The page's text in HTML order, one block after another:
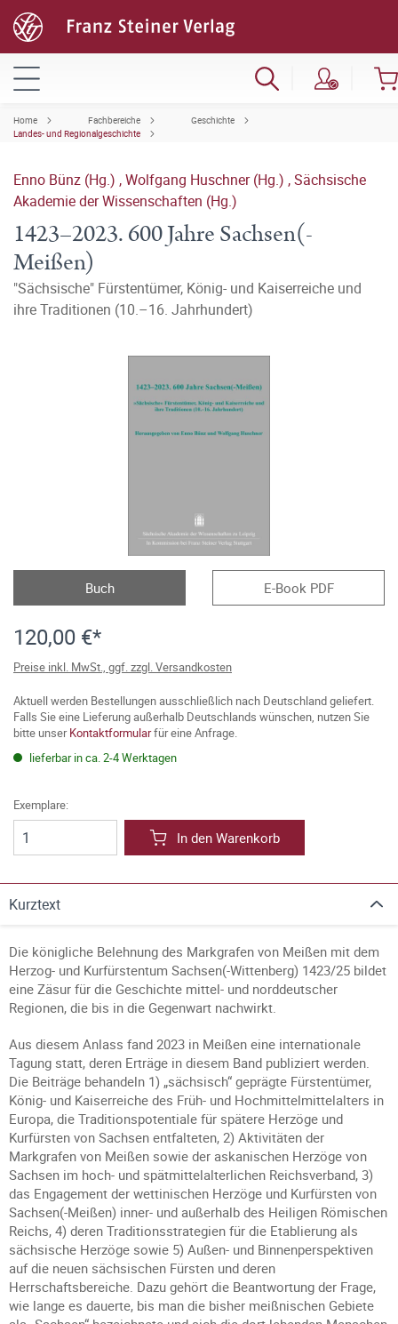
Home Fachbereiche
Geschichte
Landes- und Regionalgeschichte
Enno Bünz (Hg.) ,Wolfgang Huschner (Hg.) ,Sächsische
Akademie der Wissenschaften (Hg.)
1423–2023. 600 Jahre Sachsen(-
Meißen)
"Sächsische" Fürstentümer, König- und Kaiserreiche und
ihre Traditionen (10.–16. Jahrhundert)
Buch E-Book PDF
120,00 €*
Preise inkl. MwSt., ggf. zzgl. Versandkosten
Aktuell werden Bestellungen ausschließlich nach Deutschland geliefert.
Falls Sie eine Lieferung außerhalb Deutschlands wünschen, nutzen Sie
bitte unserKontaktformularfür eine Anfrage.
lieferbar in ca. 2-4 Werktagen
Exemplare:
In den Warenkorb
Kurztext
Die königliche Belehnung des Markgrafen von Meißen mit dem
Herzog- und Kurfürstentum Sachsen(-Wittenberg) 1423/25 bildet
eine Zäsur für die Geschichte mittel- und norddeutscher
Regionen, die bis in die Gegenwart nachwirkt.
Aus diesem Anlass fand 2023 in Meißen eine internationale
Tagung statt, deren Erträge in diesem Band publiziert werden.
Die Beiträge behandeln 1) „sächsisch“ geprägte Fürstentümer,
König- und Kaiserreiche des Früh- und Hochmittelmittelalters in
Europa, die Traditionspotentiale für spätere Herzöge und
Kurfürsten von Sachsen entfalteten, 2) Aktivitäten der
Markgrafen von Meißen sowie der askanischen Herzöge von
Sachsen im hoch- und spätmittelalterlichen Reichsverband, 3)
das Engagement der wettinischen Herzöge und Kurfürsten von
Sachsen(-Meißen) inner- und außerhalb des Heiligen Römischen
Reichs, 4) deren Traditionsstrategien für die Etablierung als
sächsische Herzöge sowie 5) Außen- und Binnenperspektiven
auf die neuen sächsischen Fürsten und deren
Herrschaftsbereiche. Dazu gehört die Beantwortung der Frage,
wie lange es dauerte, bis man die bisher meißnischen Gebiete